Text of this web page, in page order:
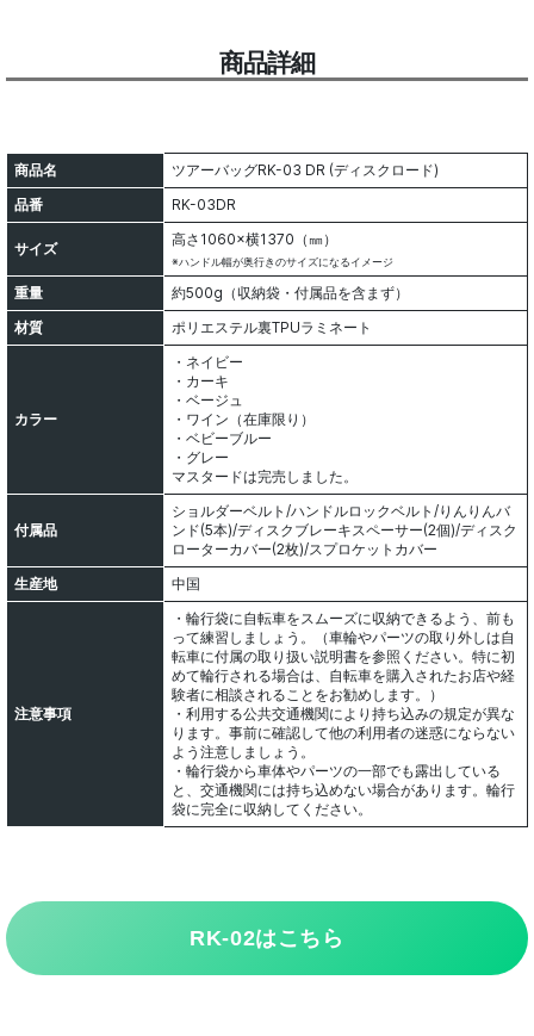
商品詳細
商品名
ツアーバッグRK-03 DR (ディスクロード)
品番
RK-03DR
サイズ
高さ1060×横1370（㎜）
※ハンドル幅が奥行きのサイズになるイメージ
重量
約500g（収納袋・付属品を含まず）
材質
ポリエステル裏TPUラミネート
カラー
・ネイビー
・カーキ
・ベージュ
・ワイン（在庫限り）
・ベビーブルー
・グレー
マスタードは完売しました。
付属品
ショルダーベルト/ハンドルロックベルト/りんりんバ
ンド(5本)/ディスクブレーキスペーサー(2個)/ディスク
ローターカバー(2枚)/スプロケットカバー
生産地
中国
注意事項
・輪行袋に自転車をスムーズに収納できるよう、前も
って練習しましょう。（車輪やパーツの取り外しは自
転車に付属の取り扱い説明書を参照ください。特に初
めて輪行される場合は、自転車を購入されたお店や経
験者に相談されることをお勧めします。）
・利用する公共交通機関により持ち込みの規定が異な
ります。事前に確認して他の利用者の迷惑にならない
よう注意しましょう。
・輪行袋から車体やパーツの一部でも露出している
と、交通機関には持ち込めない場合があります。輪行
袋に完全に収納してください。
RK-02はこちら